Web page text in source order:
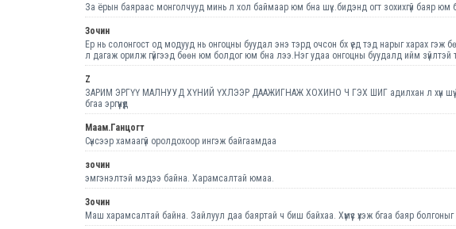
За ёрын баяраас монголчууд минь л хол баймаар юм бна шүү...бидэнд огт зохихгүй баяр юм
Зочин
Ер нь солонгост од модууд нь онгоцны буудал энэ тэрд очсон бх үед тэд нарыг харах гэж
л дагаж орилж гүйгээд бөөн юм болдог юм бна лээ.Нэг удаа онгоцны буудалд ийм
Z
ЗАРИМ ЭРГҮҮ МАЛНУУД ХҮНИЙ ҮХЛЭЭР ДААЖИГНАЖ ХОХИНО Ч ГЭХ ШИГ адилхан л хүн
бгаа эргүүнүүд
Маам.Ганцогт
Сүнсээр хамаагүй оролдохоор ингэж байгаамдаа
зочин
эмгэнэлтэй мэдээ байна. Харамсалтай юмаа.
Зочин
Маш харамсалтай байна. Зайлуул даа баяртай ч биш байхаа. Хүмүүс үхэж бгаа баяр